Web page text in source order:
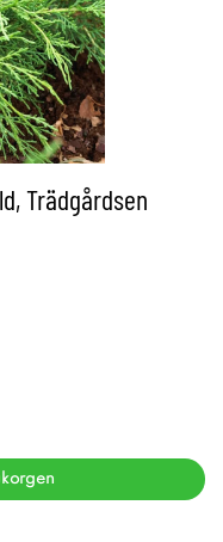
Trädgårdsen